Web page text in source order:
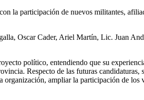
la participación de nuevos militantes,
Oscar Cader, Ariel Martín, Lic. Juan
político, entendiendo que su
Respecto de las futuras
ampliar la participación de